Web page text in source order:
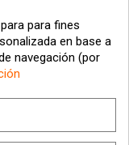
para fines
en base a
navegación (por